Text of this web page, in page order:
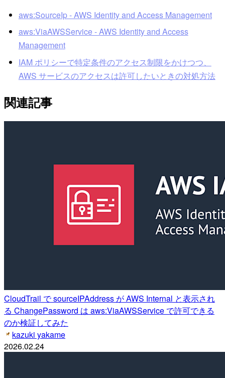
aws:SourceIp - AWS Identity and Access Management
aws:ViaAWSService - AWS Identity and Access
Management
IAM ポリシーで特定条件のアクセス制限をかけつつ、
AWS サービスのアクセスは許可したいときの対処方法
関連記事
CloudTrail で sourceIPAddress が AWS Internal と表示され
る ChangePassword は aws:ViaAWSService で許可できる
のか検証してみた
kazuki yakame
2026.02.24